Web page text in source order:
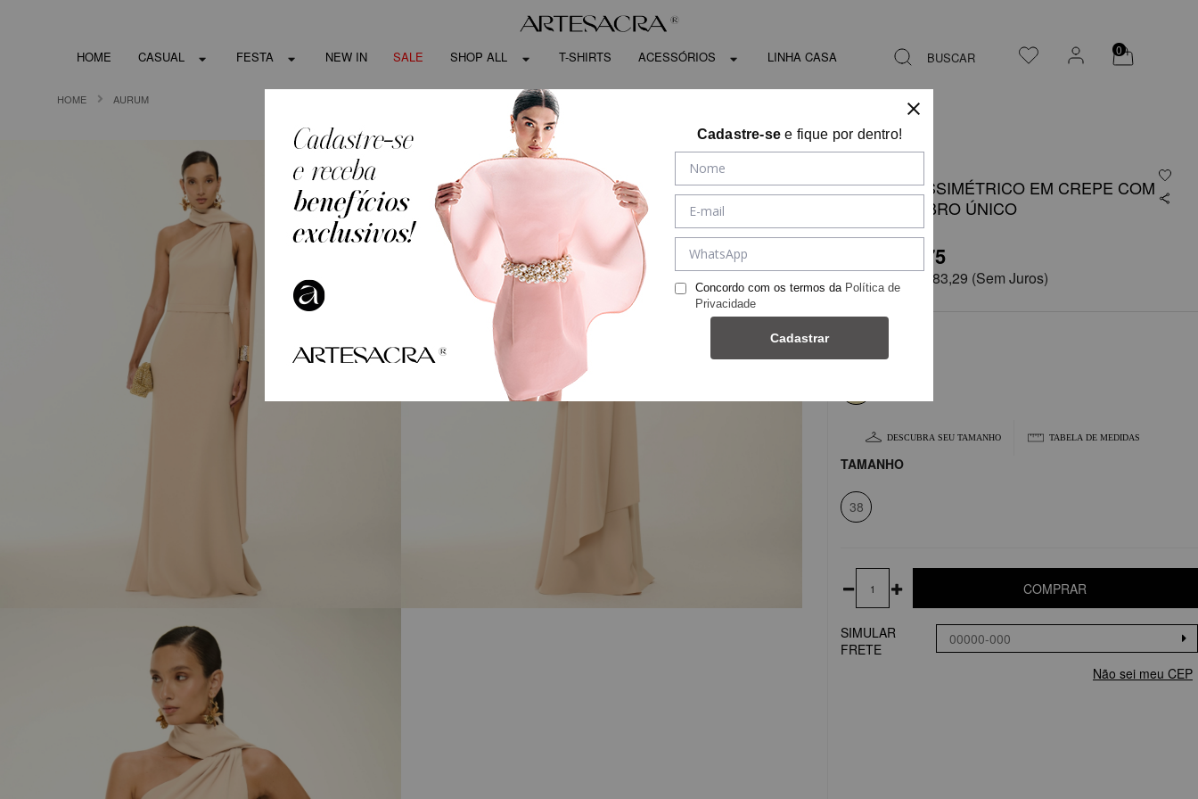
HOME CASUAL FESTA NEW IN SALE SHOP ALL T-SHIRTS ACESSÓRIOS LINHA CASA BUSCAR 0
HOME AURUM
VESTIDO ASSIMÉTRICO EM CREPE COM
DRAPE OMBRO ÚNICO
R$ 3.499,75
em6x deR$ 583,29 (Sem Juros)
DESCUBRA SEU TAMANHO TABELA DE MEDIDAS
TAMANHO
38
COMPRAR
SIMULAR
FRETE
Não sei meu CEP
Cadastre-se e fique por dentro!
Concordo com os termos da Política de
Privacidade
Cadastrar